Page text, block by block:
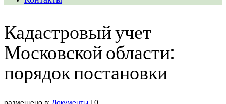
Кадастровый учет
Московской области:
порядок постановки